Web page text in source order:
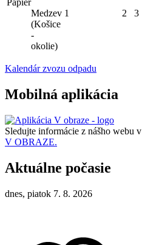
Papier
Medzev
(Košice
-
okolie)
1 2 3
Kalendár zvozu odpadu
Mobilná aplikácia
Sledujte informácie z nášho webu v
V OBRAZE.
Aktuálne počasie
dnes, piatok 7. 8. 2026